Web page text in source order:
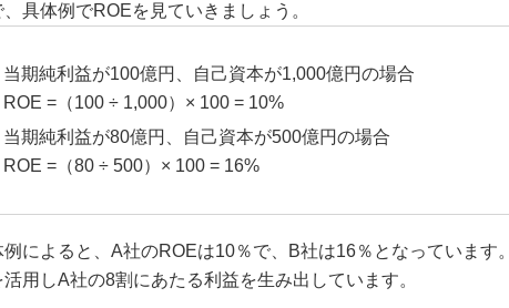
具体例でROEを見ていきましょう。
当期純利益が100億円、自己資本が1,000億円の場合
ROE =（100 ÷ 1,000）× 100 = 10%
当期純利益が80億円、自己資本が500億円の場合
ROE =（80 ÷ 500）× 100 = 16%
によると、A社のROEは10％で、B社は16％となっていま
用しA社の8割にあたる利益を生み出しています。